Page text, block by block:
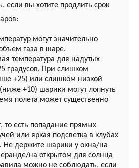
если вы хотите продлить срок
могут значительно
газа в шаре.
температура для надутых
градусов. При слишком
+25) или слишком низкой
+10) шарики могут лопнуть
полета может существенно
то есть попадание прямых
или яркая подсветка в клубах
Не держите шарики у окна/на
на открытом для солнца
можно не соблюдать, если